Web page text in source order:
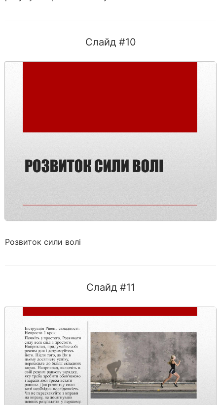
Слайд #10
Розвиток сили волі
Слайд #11